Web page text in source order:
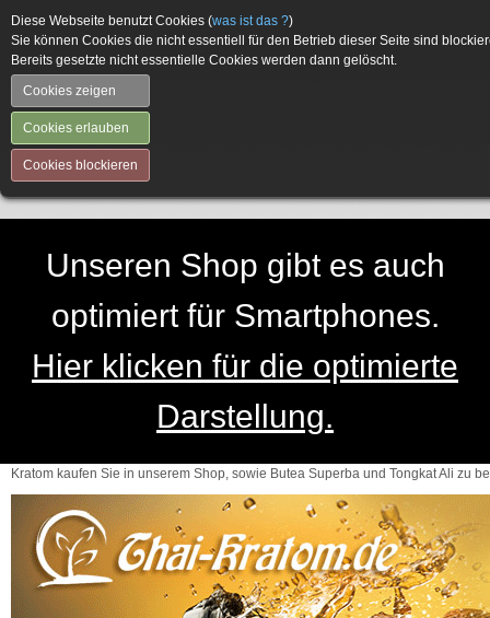
Unseren Shop gibt es auch
optimiert für Smartphones.
Hier klicken für die optimierte
Darstellung.
Diese Webseite benutzt Cookies (was ist das ?)
Sie können Cookies die nicht essentiell für den Betrieb dieser Seite sind
Bereits gesetzte nicht essentielle Cookies werden dann gelöscht.
Cookies zeigen
Cookies erlauben
Cookies blockieren
Kratom kaufen Sie in unserem Shop, sowie Butea Superba und Tongkat Ali zu